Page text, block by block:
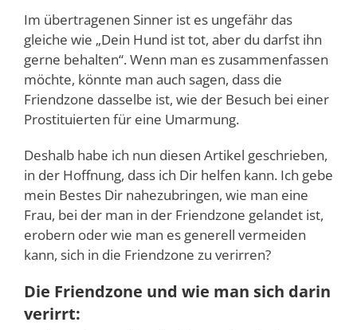
Im übertragenen Sinner ist es ungefähr das
gleiche wie „Dein Hund ist tot, aber du darfst ihn
gerne behalten“. Wenn man es zusammenfassen
möchte, könnte man auch sagen, dass die
Friendzone dasselbe ist, wie der Besuch bei einer
Prostituierten für eine Umarmung.
Deshalb habe ich nun diesen Artikel geschrieben,
in der Hoffnung, dass ich Dir helfen kann. Ich gebe
mein Bestes Dir nahezubringen, wie man eine
Frau, bei der man in der Friendzone gelandet ist,
erobern oder wie man es generell vermeiden
kann, sich in die Friendzone zu verirren?
Die Friendzone und wie man sich darin
verirrt: